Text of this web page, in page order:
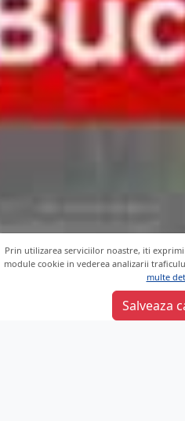
Salveaza
Prin utilizarea serviciilor noastre, iti
module cookie in vederea analizarii
multe
Sunt de